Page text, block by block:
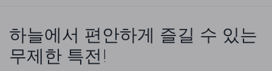
하늘에서 편안하게 즐길 수 있는
무제한 특전!